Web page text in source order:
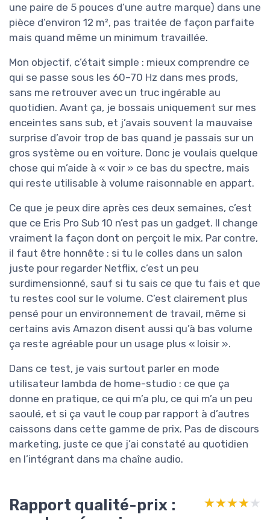
une paire de 5 pouces d’une autre marque) dans une
pièce d’environ 12 m², pas traitée de façon parfaite
mais quand même un minimum travaillée.
Mon objectif, c’était simple : mieux comprendre ce
qui se passe sous les 60–70 Hz dans mes prods,
sans me retrouver avec un truc ingérable au
quotidien. Avant ça, je bossais uniquement sur mes
enceintes sans sub, et j’avais souvent la mauvaise
surprise d’avoir trop de bas quand je passais sur un
gros système ou en voiture. Donc je voulais quelque
chose qui m’aide à « voir » ce bas du spectre, mais
qui reste utilisable à volume raisonnable en appart.
Ce que je peux dire après ces deux semaines, c’est
que ce Eris Pro Sub 10 n’est pas un gadget. Il change
vraiment la façon dont on perçoit le mix. Par contre,
il faut être honnête : si tu le colles dans un salon
juste pour regarder Netflix, c’est un peu
surdimensionné, sauf si tu sais ce que tu fais et que
tu restes cool sur le volume. C’est clairement plus
pensé pour un environnement de travail, même si
certains avis Amazon disent aussi qu’à bas volume
ça reste agréable pour un usage plus « loisir ».
Dans ce test, je vais surtout parler en mode
utilisateur lambda de home-studio : ce que ça
donne en pratique, ce qui m’a plu, ce qui m’a un peu
saoulé, et si ça vaut le coup par rapport à d’autres
caissons dans cette gamme de prix. Pas de discours
marketing, juste ce que j’ai constaté au quotidien
en l’intégrant dans ma chaîne audio.
Rapport qualité-prix :
★★★★★
★★★★★